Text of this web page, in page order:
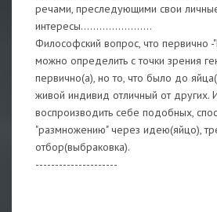
речами, преследующими свои
интересы.......................
Философский вопрос, что первично -
можно определить с точки зрения
первично(а), но то, что было до
живой индивид отличный от других.
воспроизводить себе подобных,
"размножению" через идею(яйцо),
отбор(выбраковка).
---------------------